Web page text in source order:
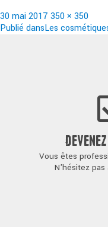
Publié
le
30 mai 2017 Taille
réelle
350 × 350
Navigation
Publié dansLes
Vous êtes
N'hésitez pas